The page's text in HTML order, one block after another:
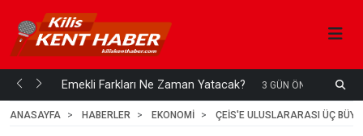
mi... Emekli Farkları Ne Zaman Yatacak? 3 GÜN ÖNCE
ANASAYFA
HABERLER EKONOMİ ÇEİS'E ULUSLARARASI ÜÇ